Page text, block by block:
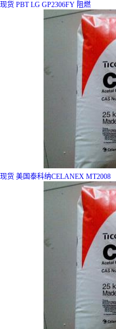
现货 PBT LG GP2306FY 阻燃
现货 美国泰科纳CELANEX MT2008